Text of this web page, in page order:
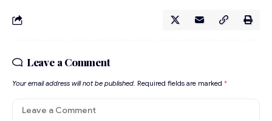
Leave a Comment
Your email address will not be published. Required fields are marked *